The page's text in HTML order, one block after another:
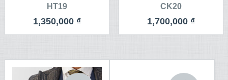
HT19
1,350,000 ₫
CK20
1,700,000 ₫